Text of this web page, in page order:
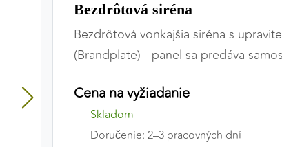
Bezdrôtová siréna
Bezdrôtová vonkajšia siréna s
(Brandplate) - panel sa predáva
Cena na vyžiadanie
Skladom
Doručenie: 2–3 pracovných dní